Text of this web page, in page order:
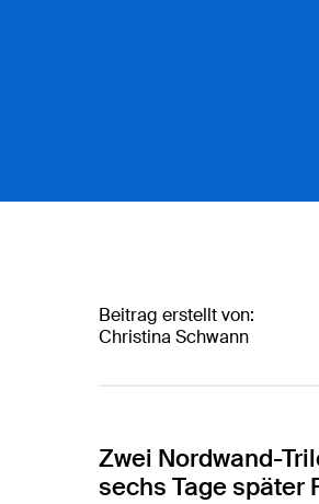
Beitrag erstellt von:
Christina Schwann
Zwei Nordwand-
sechs Tage später